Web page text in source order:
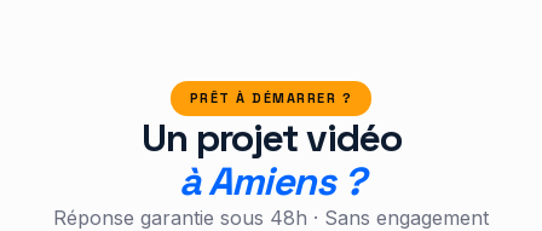
PRÊT À DÉMARRER ?
Un projet vidéo
à Amiens ?
Réponse garantie sous 48h · Sans engagement